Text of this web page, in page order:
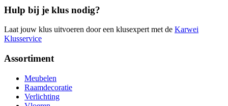
Hulp bij je klus nodig?
Laat jouw klus uitvoeren door een klusexpert met de Karwei
Klusservice
Assortiment
Meubelen
Raamdecoratie
Verlichting